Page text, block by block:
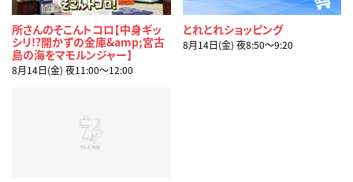
所さんのそこんトコロ【中身ギッ
シリ!?開かずの金庫&amp;宮古
島の海をマモルンジャー】
8月14日(金) 夜11:00〜12:00
とれとれショッピング
8月14日(金) 夜8:50〜9:20